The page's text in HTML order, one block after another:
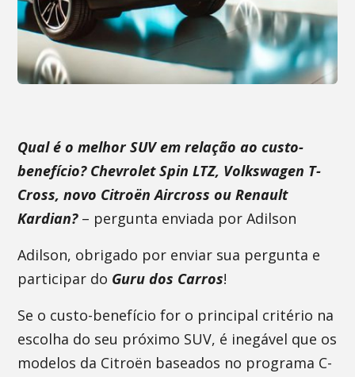
Qual é o melhor SUV em relação ao custo-
benefício? Chevrolet Spin LTZ, Volkswagen T-
Cross, novo Citroën Aircross ou Renault
Kardian?– pergunta enviada por Adilson
Adilson, obrigado por enviar sua pergunta e
participar do Guru dos Carros!
Se o custo-benefício for o principal critério na
escolha do seu próximo SUV, é inegável que os
modelos da Citroën baseados no programa C-